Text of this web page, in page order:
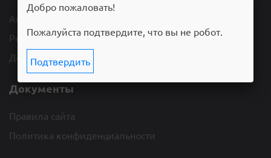
Автосалоны
Рейтинг
Добавить отзыв
Документы
Правила сайта
Политика конфиденциальности
Добро пожаловать!
Пожалуйста подтвердите, что вы не робот.
Подтвердить